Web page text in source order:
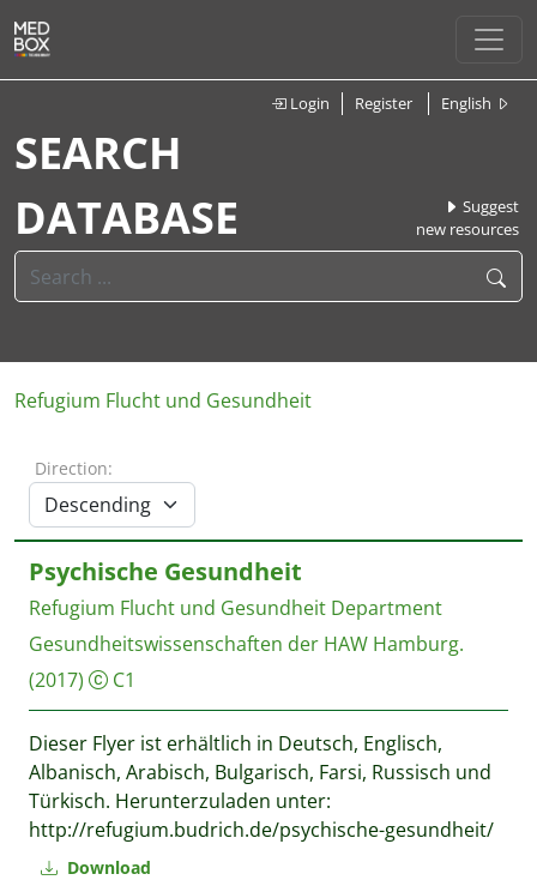
Login Register English
SEARCH
DATABASE
Suggest
new resources
Refugium Flucht und Gesundheit
Direction:
Download
Psychische Gesundheit
Refugium Flucht und Gesundheit Department
Gesundheitswissenschaften der HAW Hamburg.
(2017)
C1
Dieser Flyer ist erhältlich in Deutsch, Englisch,
Albanisch, Arabisch, Bulgarisch, Farsi, Russisch und
Türkisch. Herunterzuladen unter:
http://refugium.budrich.de/psychische-gesundheit/